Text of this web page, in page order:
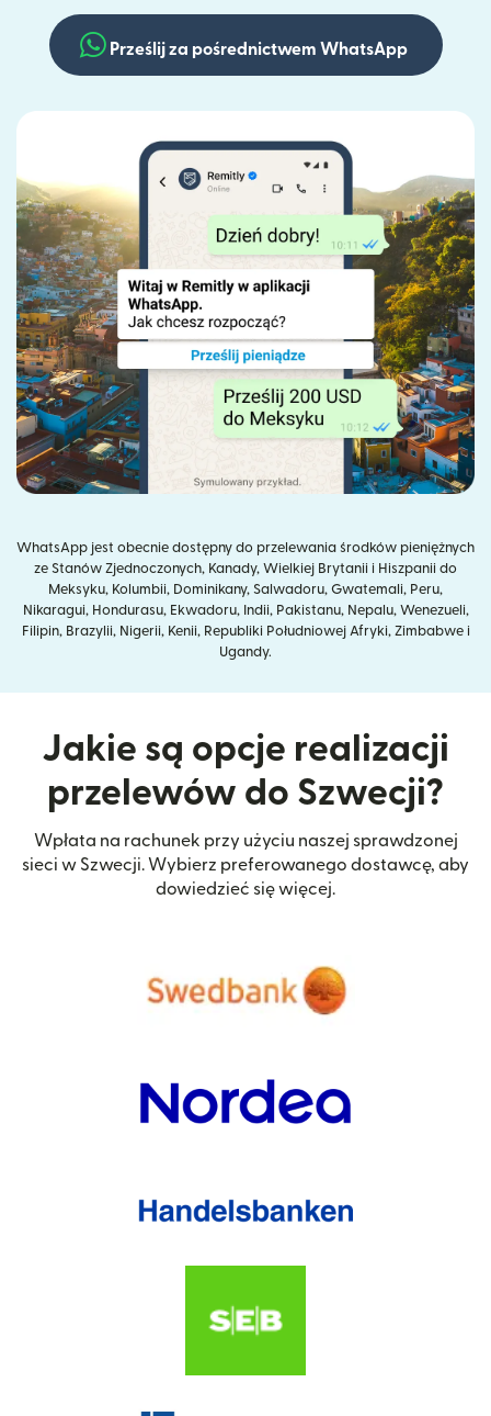
Prześlij za pośrednictwem WhatsApp
WhatsApp jest obecnie dostępny do przelewania środków pieniężnych
ze Stanów Zjednoczonych, Kanady, Wielkiej Brytanii i Hiszpanii do
Meksyku, Kolumbii, Dominikany, Salwadoru, Gwatemali, Peru,
Nikaragui, Hondurasu, Ekwadoru, Indii, Pakistanu, Nepalu, Wenezueli,
Filipin, Brazylii, Nigerii, Kenii, Republiki Południowej Afryki, Zimbabwe i
Ugandy.
Jakie są opcje realizacji
przelewów do Szwecji?
Wpłata na rachunek przy użyciu naszej sprawdzonej
sieci w Szwecji. Wybierz preferowanego dostawcę, aby
dowiedzieć się więcej.